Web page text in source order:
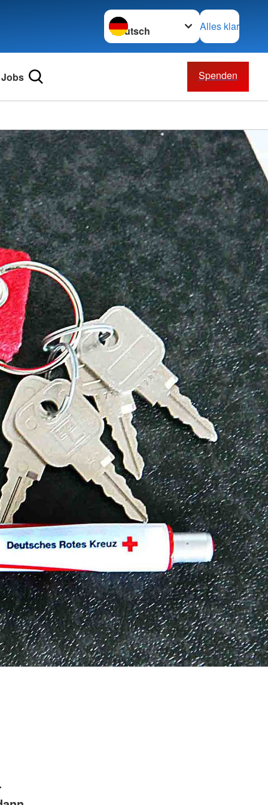
Sprache wechseln zu
Alles klar
Jobs Spenden